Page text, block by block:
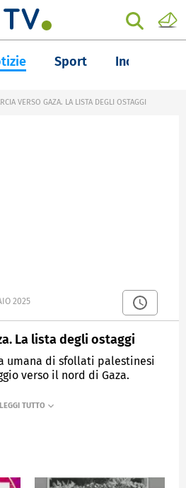
Sport Inchieste
VERSO GAZA. LA LISTA DEGLI OSTAGGI
2025
La lista degli ostaggi
umana di sfollati palestinesi
verso il nord di Gaza.